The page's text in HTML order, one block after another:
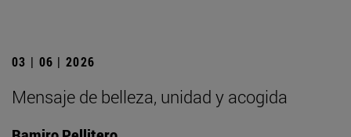
03 | 06 | 2026
Mensaje de belleza, unidad y acogida